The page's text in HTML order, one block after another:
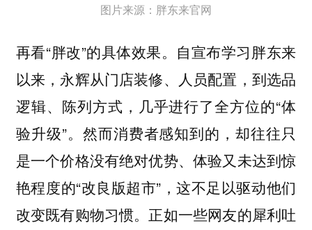
图片来源：胖东来官网
再看“胖改”的具体效果。自宣布学习胖东来
以来，永辉从门店装修、人员配置，到选品
逻辑、陈列方式，几乎进行了全方位的“体
验升级”。然而消费者感知到的，却往往只
是一个价格没有绝对优势、体验又未达到惊
艳程度的“改良版超市”，这不足以驱动他们
改变既有购物习惯。正如一些网友的犀利吐